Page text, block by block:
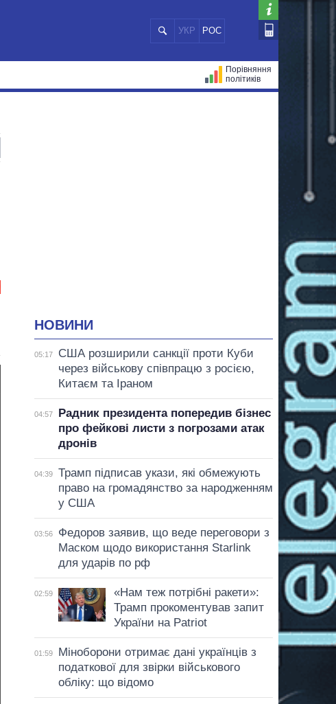
УКР РОС
Порівняння
політиків
НОВИНИ
05:17
США розширили санкції проти Куби
через військову співпрацю з росією,
Китаєм та Іраном
04:57
Радник президента попередив бізнес
про фейкові листи з погрозами атак
дронів
04:39
Трамп підписав укази, які обмежують
право на громадянство за народженням
у США
03:56
Федоров заявив, що веде переговори з
Маском щодо використання Starlink
для ударів по рф
02:59
«Нам теж потрібні ракети»:
Трамп прокоментував запит
України на Patriot
01:59
Міноборони отримає дані українців з
податкової для звірки військового
обліку: що відомо